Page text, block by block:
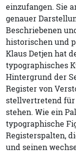
einzufangen. Sie
genauer
Beschriebenen
historischen und
Klaus Detjen hat
typographisches
Hintergrund der
Register von
stellvertretend für
stehen. Wie ein
typographische
Registerspalten,
und seinen